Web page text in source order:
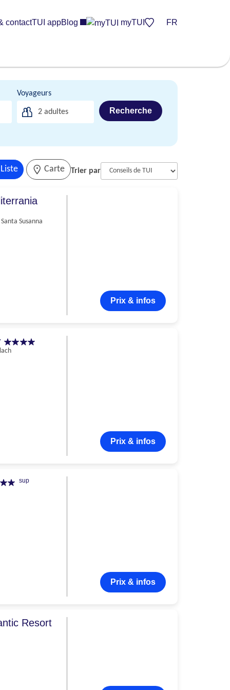
contactTUI appBlog myTUI FR
Voyageurs
2 adultes Recherche
Liste Carte Trier par
Santa Susanna
Prix & infos
Prix & infos
sup
Prix & infos
Resort